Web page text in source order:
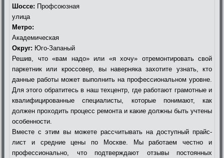
Шоссе: Профсоюзная
улица
Метро:
Академическая
Округ: Юго-Запаный
Решив, что «вам надо» или «я хочу» отремонтировать свой
паркетник или кроссовер, вы наверняка захотите узнать, кто
данные работы может выполнить на профессиональном уровне.
Для этого обратитесь в наш техцентр, где работают грамотные и
квалифицированные специалисты, которые понимают, как
должен проходить процесс ремонта и какие должны быть учтены
особенности.
Вместе с этим вы можете рассчитывать на доступный прайс-
лист и средние цены по Москве. Мы работаем честно и
профессионально, что подтверждают отзывы постоянных